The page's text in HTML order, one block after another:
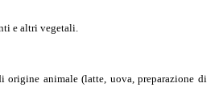
e altri vegetali.
origine animale (latte, uova, preparazione di